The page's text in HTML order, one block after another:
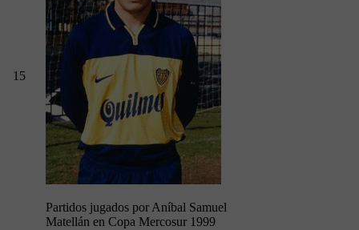
15
Partidos jugados por Aníbal Samuel
Matellán en Copa Mercosur 1999